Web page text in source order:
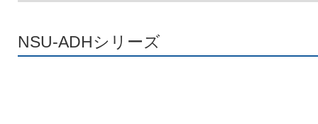
NSU-ADHシリーズ